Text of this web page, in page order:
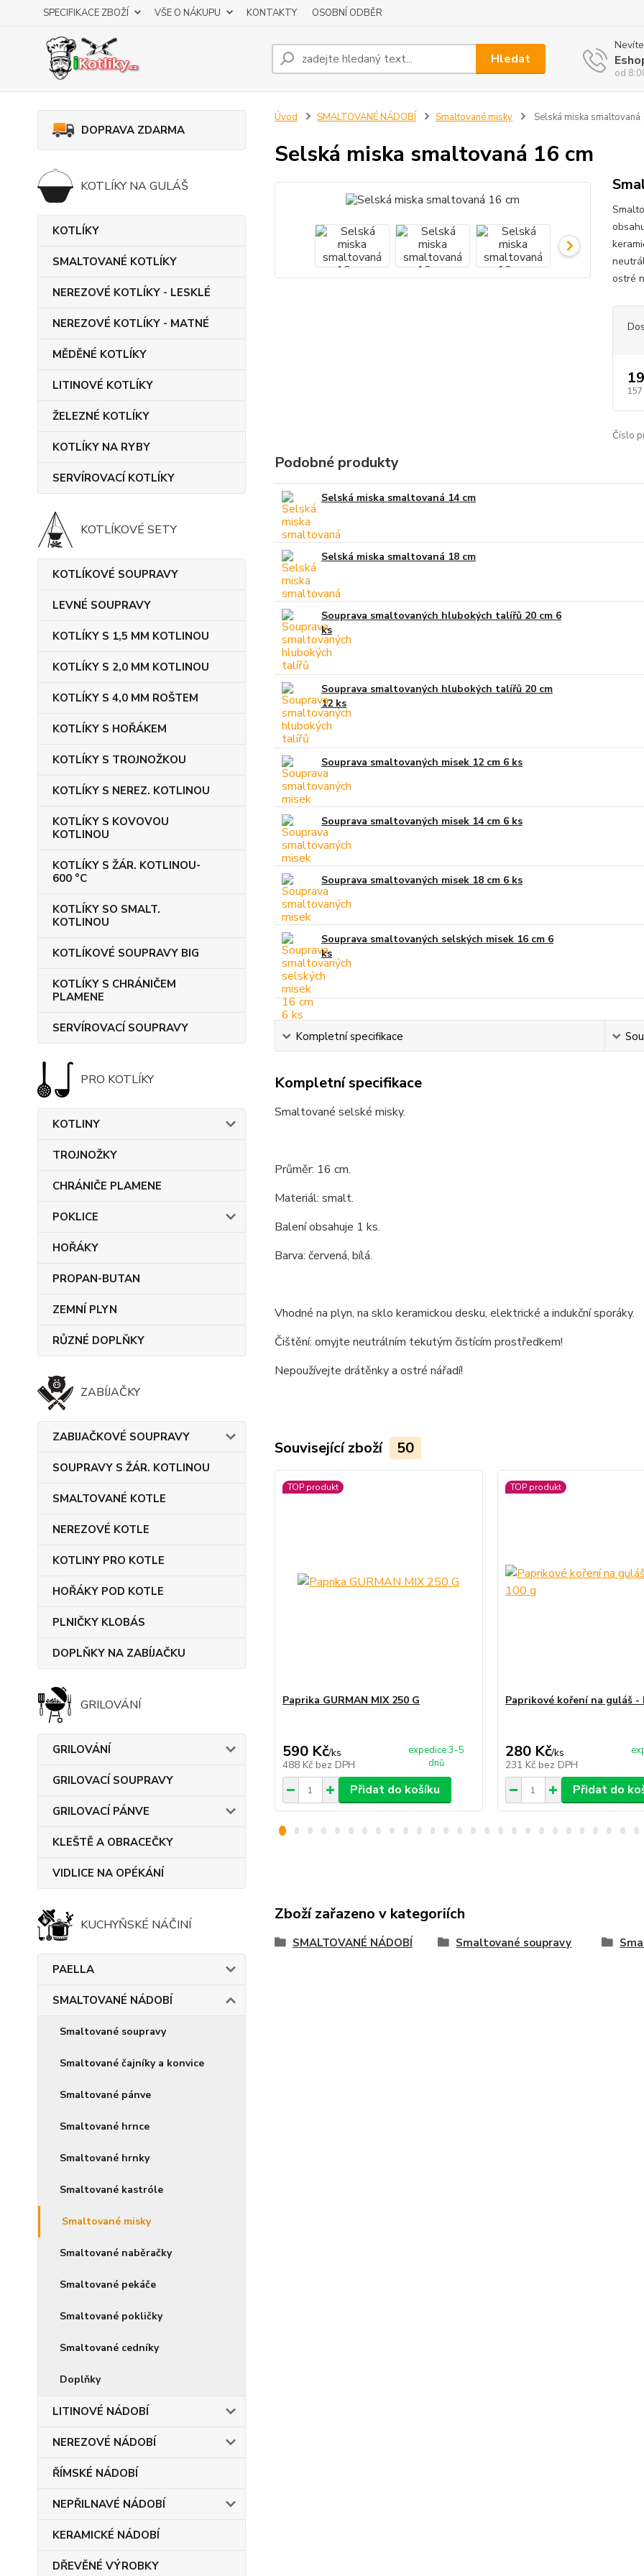
SPECIFIKACE ZBOŽÍ VŠE O NÁKUPU KONTAKTY OSOBNÍ ODBĚR
Hledat
od
DOPRAVA ZDARMA
KOTLÍKY NA GULÁŠ
KOTLÍKY
SMALTOVANÉ KOTLÍKY
NEREZOVÉ KOTLÍKY - LESKLÉ
NEREZOVÉ KOTLÍKY - MATNÉ
MĚDĚNÉ KOTLÍKY
LITINOVÉ KOTLÍKY
ŽELEZNÉ KOTLÍKY
KOTLÍKY NA RYBY
SERVÍROVACÍ KOTLÍKY
KOTLÍKOVÉ SETY
KOTLÍKOVÉ SOUPRAVY
LEVNÉ SOUPRAVY
KOTLÍKY S 1,5 MM KOTLINOU
KOTLÍKY S 2,0 MM KOTLINOU
KOTLÍKY S 4,0 MM ROŠTEM
KOTLÍKY S HOŘÁKEM
KOTLÍKY S TROJNOŽKOU
KOTLÍKY S NEREZ. KOTLINOU
KOTLÍKY S KOVOVOU
KOTLINOU
KOTLÍKY S ŽÁR. KOTLINOU-
600 °C
KOTLÍKY SO SMALT.
KOTLINOU
KOTLÍKOVÉ SOUPRAVY BIG
KOTLÍKY S CHRÁNIČEM
PLAMENE
SERVÍROVACÍ SOUPRAVY
PRO KOTLÍKY
KOTLINY
TROJNOŽKY
CHRÁNIČE PLAMENE
POKLICE
HOŘÁKY
PROPAN-BUTAN
ZEMNÍ PLYN
RŮZNÉ DOPLŇKY
ZABÍJAČKY
ZABIJAČKOVÉ SOUPRAVY
SOUPRAVY S ŽÁR. KOTLINOU
SMALTOVANÉ KOTLE
NEREZOVÉ KOTLE
KOTLINY PRO KOTLE
HOŘÁKY POD KOTLE
PLNIČKY KLOBÁS
DOPLŇKY NA ZABÍJAČKU
GRILOVÁNÍ
GRILOVÁNÍ
GRILOVACÍ SOUPRAVY
GRILOVACÍ PÁNVE
KLEŠTĚ A OBRACEČKY
VIDLICE NA OPÉKÁNÍ
KUCHYŇSKÉ NÁČINÍ
PAELLA
SMALTOVANÉ NÁDOBÍ
Smaltované soupravy
Smaltované čajníky a konvice
Smaltované pánve
Smaltované hrnce
Smaltované hrnky
Smaltované kastróle
Smaltované misky
Smaltované naběračky
Smaltované pekáče
Smaltované pokličky
Smaltované cedníky
Doplňky
LITINOVÉ NÁDOBÍ
NEREZOVÉ NÁDOBÍ
ŘÍMSKÉ NÁDOBÍ
NEPŘILNAVÉ NÁDOBÍ
KERAMICKÉ NÁDOBÍ
DŘEVĚNÉ VÝROBKY
Úvod SMALTOVANÉ NÁDOBÍ Smaltované misky Selská miska smaltovaná
Selská miska smaltovaná 16 cm
ostré
157
Číslo
Podobné produkty
Selská miska smaltovaná 14 cm
Selská miska smaltovaná 18 cm
Souprava smaltovaných hlubokých talířů 20 cm 6
ks
Souprava smaltovaných hlubokých talířů 20 cm
12 ks
Souprava smaltovaných misek 12 cm 6 ks
Souprava smaltovaných misek 14 cm 6 ks
Souprava smaltovaných misek 18 cm 6 ks
Souprava smaltovaných selských misek 16 cm 6
ks
Kompletní specifikace
Kompletní specifikace
Smaltované selské misky.
Průměr: 16 cm.
Materiál: smalt.
Balení obsahuje 1 ks.
Barva: červená, bílá.
Vhodné na plyn, na sklo keramickou desku, elektrické a indukční sporáky.
Čištění: omyjte neutrálním tekutým čistícím prostředkem!
Nepoužívejte drátěnky a ostré nářadí!
Související zboží 50
TOP produkt
Paprika GURMAN MIX 250 G
590 Kč/ks
488 Kč bez DPH
expedice 3-5
dnů
Přidat do košíku
TOP produkt
Paprikové koření na guláš -
280 Kč/ks
231 Kč bez DPH
Přidat do
Zboží zařazeno v kategoriích
SMALTOVANÉ NÁDOBÍ Smaltované soupravy